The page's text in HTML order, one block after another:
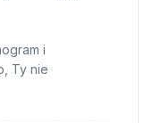
i
Ty nie